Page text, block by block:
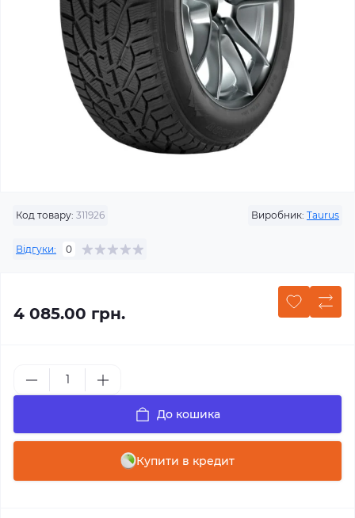
Код товару: 311926 Виробник: Taurus
Відгуки: 0
4 085.00 грн.
До кошика
Купити в кредит